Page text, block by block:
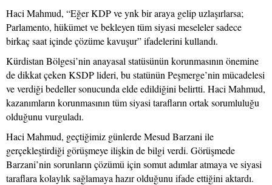
Haci Mahmud, “Eğer KDP ve ynk bir araya gelip uzlaşırlarsa;
Parlamento, hükümet ve bekleyen tüm siyasi meseleler sadece
birkaç saat içinde çözüme kavuşur” ifadelerini kullandı.
Kürdistan Bölgesi’nin anayasal statüsünün korunmasının önemine
de dikkat çeken KSDP lideri, bu statünün Peşmerge’nin mücadelesi
ve verdiği bedeller sonucunda elde edildiğini belirtti. Haci Mahmud,
kazanımların korunmasının tüm siyasi tarafların ortak sorumluluğu
olduğunu vurguladı.
Haci Mahmud, geçtiğimiz günlerde Mesud Barzani ile
gerçekleştirdiği görüşmeye ilişkin de bilgi verdi. Görüşmede
Barzani’nin sorunların çözümü için somut adımlar atmaya ve siyasi
taraflara kolaylık sağlamaya hazır olduğunu ifade ettiğini aktardı.